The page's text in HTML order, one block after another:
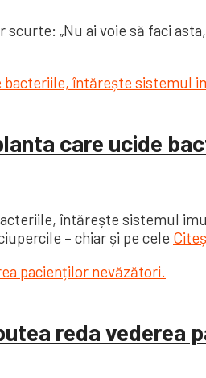
„Nu ai voie să faci
care ucide
întărește sistemul
– chiar și pe cele
reda vederea